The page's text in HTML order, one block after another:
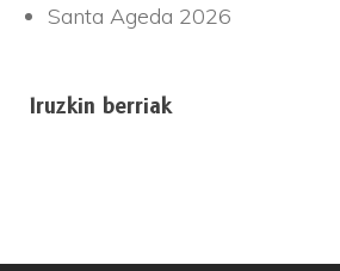
Santa Ageda 2026
Iruzkin berriak